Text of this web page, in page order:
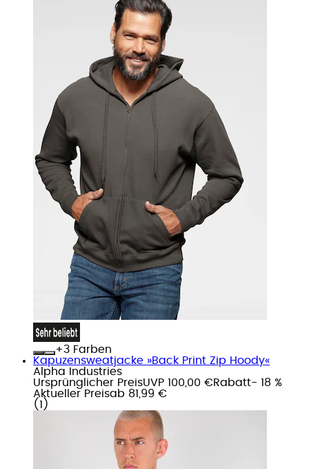
+
Farben
Kapuzensweatjacke »Back Print Zip Hoody«
Alpha Industries
Ursprünglicher PreisUVP 100,00 €Rabatt- 18 %
Aktueller Preisab 81,99 €
( 1 )